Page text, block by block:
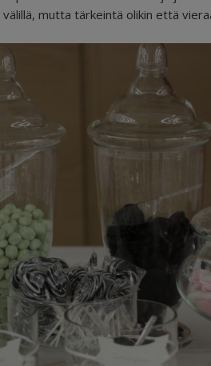
mutta tärkeintä olikin että